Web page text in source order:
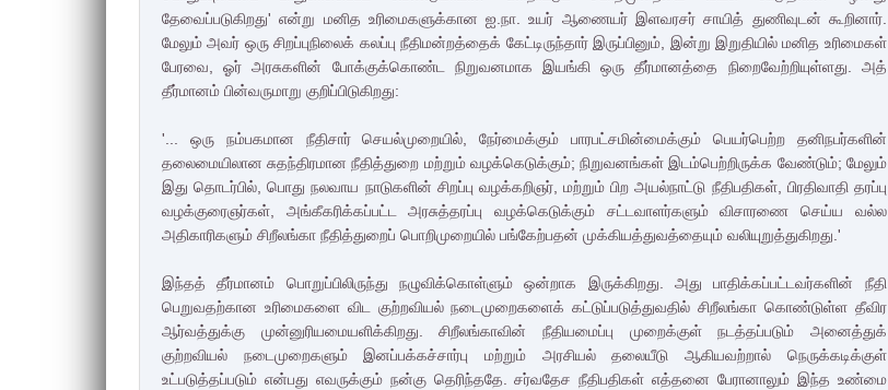
தேவைப்படுகிறது' என்று மனித உரிமைகளுக்கான ஐ.நா. உயர் ஆணையர் இளவரசர் சாயித் துணிவுடன் கூறினார்.
மேலும் அவர் ஒரு சிறப்புநிலைக் கலப்பு நீதிமன்றத்தைக் கேட்டிருந்தார் இருப்பினும், இன்று இறுதியில் மனித உரிமைகள்
பேரவை, ஓர் அரசுகளின் போக்குக்கொண்ட நிறுவனமாக இயங்கி ஒரு தீர்மானத்தை நிறைவேற்றியுள்ளது. அத்
தீர்மானம் பின்வருமாறு குறிப்பிடுகிறது:
'... ஒரு நம்பகமான நீதிசார் செயல்முறையில், நேர்மைக்கும் பாரபட்சமின்மைக்கும் பெயர்பெற்ற தனிநபர்களின்
தலைமையிலான சுதந்திரமான நீதித்துறை மற்றும் வழக்கெடுக்கும்; நிறுவனங்கள் இடம்பெற்றிருக்க வேண்டும்; மேலும்
இது தொடர்பில், பொது நலவாய நாடுகளின் சிறப்பு வழக்கறிஞர், மற்றும் பிற அயல்நாட்டு நீதிபதிகள், பிரதிவாதி தரப்பு
வழக்குரைஞர்கள், அங்கீகரிக்கப்பட்ட அரசுத்தரப்பு வழக்கெடுக்கும் சட்டவாளர்களும் விசாரணை செய்ய வல்ல
அதிகாரிகளும் சிறீலங்கா நீதித்துறைப் பொறிமுறையில் பங்கேற்பதன் முக்கியத்துவத்தையும் வலியுறுத்துகிறது.'
இந்தத் தீர்மானம் பொறுப்பிலிருந்து நழுவிக்கொள்ளும் ஒன்றாக இருக்கிறது. அது பாதிக்கப்பட்டவர்களின் நீதி
பெறுவதற்கான உரிமைகளை விட குற்றவியல் நடைமுறைகளைக் கட்டுப்படுத்துவதில் சிறீலங்கா கொண்டுள்ள தீவிர
ஆர்வத்துக்கு முன்னுரியமையளிக்கிறது. சிறீலங்காவின் நீதியமைப்பு முறைக்குள் நடத்தப்படும் அனைத்துக்
குற்றவியல் நடைமுறைகளும் இனப்பக்கச்சார்பு மற்றும் அரசியல் தலையீடு ஆகியவற்றால் நெருக்கடிக்குள்
உட்படுத்தப்படும் என்பது எவருக்கும் நன்கு தெரிந்ததே. சர்வதேச நீதிபதிகள் எத்தனை பேரானாலும் இந்த உண்மை